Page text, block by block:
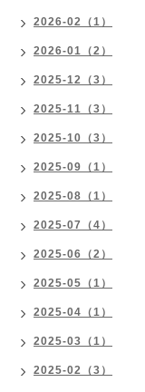
2026-02（1）
2026-01（2）
2025-12（3）
2025-11（3）
2025-10（3）
2025-09（1）
2025-08（1）
2025-07（4）
2025-06（2）
2025-05（1）
2025-04（1）
2025-03（1）
2025-02（3）